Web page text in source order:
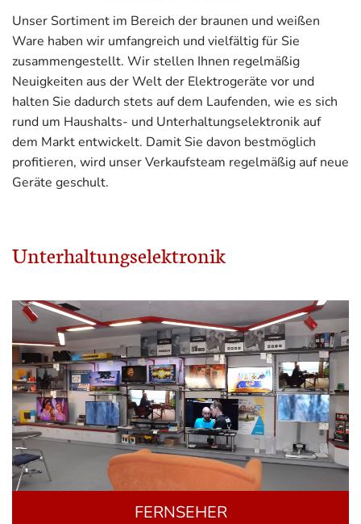
Unser Sortiment im Bereich der braunen und weißen
Ware haben wir umfangreich und vielfältig für Sie
zusammengestellt. Wir stellen Ihnen regelmäßig
Neuigkeiten aus der Welt der Elektrogeräte vor und
halten Sie dadurch stets auf dem Laufenden, wie es sich
rund um Haushalts- und Unterhaltungselektronik auf
dem Markt entwickelt. Damit Sie davon bestmöglich
profitieren, wird unser Verkaufsteam regelmäßig auf neue
Geräte geschult.
Unterhaltungselektronik
FERNSEHER